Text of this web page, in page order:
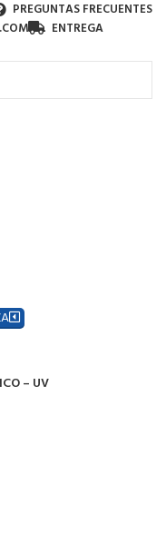
PREGUNTAS FRECUENTES
ENTREGA
– UV